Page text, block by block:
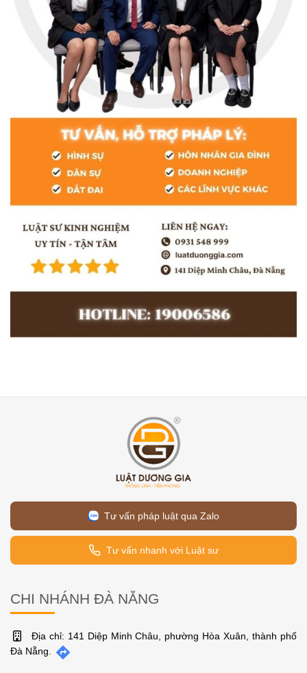
Tư vấn pháp luật qua Zalo
Tư vấn nhanh với Luật sư
CHI NHÁNH ĐÀ NẴNG
Địa chỉ: 141 Diệp Minh Châu, phường Hòa Xuân, thành phố
Đà Nẵng.